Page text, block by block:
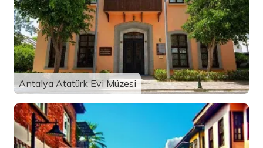
Antalya Atatürk Evi Müzesi